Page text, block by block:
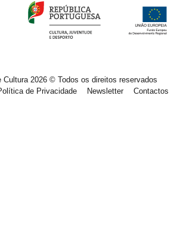
Cultura 2026 © Todos os direitos reservados
de Privacidade
Newsletter Contactos